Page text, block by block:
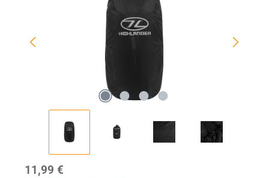
Regulärer Preis:
11,99 €